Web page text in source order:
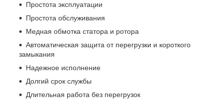
Простота эксплуатации
Простота обслуживания
Медная обмотка статора и ротора
Автоматическая защита от перегрузки и короткого
замыкания
Надежное исполнение
Долгий срок службы
Длительная работа без перегрузок